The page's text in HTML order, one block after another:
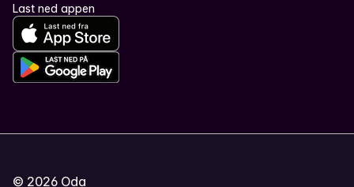
Last ned appen
© 2026 Oda